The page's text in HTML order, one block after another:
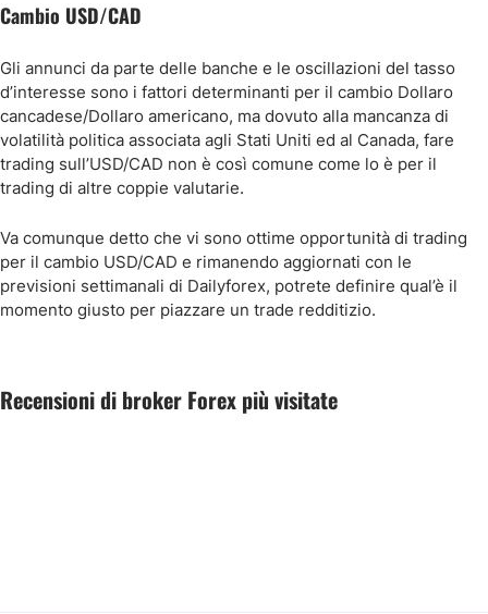
Cambio USD/CAD
Gli annunci da parte delle banche e le oscillazioni del tasso
d’interesse sono i fattori determinanti per il cambio Dollaro
cancadese/Dollaro americano, ma dovuto alla mancanza di
volatilità politica associata agli Stati Uniti ed al Canada, fare
trading sull’USD/CAD non è così comune come lo è per il
trading di altre coppie valutarie.
Va comunque detto che vi sono ottime opportunità di trading
per il cambio USD/CAD e rimanendo aggiornati con le
previsioni settimanali di Dailyforex, potrete definire qual’è il
momento giusto per piazzare un trade redditizio.
Recensioni di broker Forex più visitate